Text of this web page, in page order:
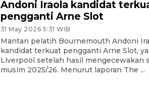
Andoni Iraola kandidat
pengganti Arne Slot
31 May 2026 5:31 WIB
Mantan pelatih Bournemouth Andoni
kandidat terkuat pengganti Arne Slot,
Liverpool setelah hasil mengecewakan
musim 2025/26. Menurut laporan The ...